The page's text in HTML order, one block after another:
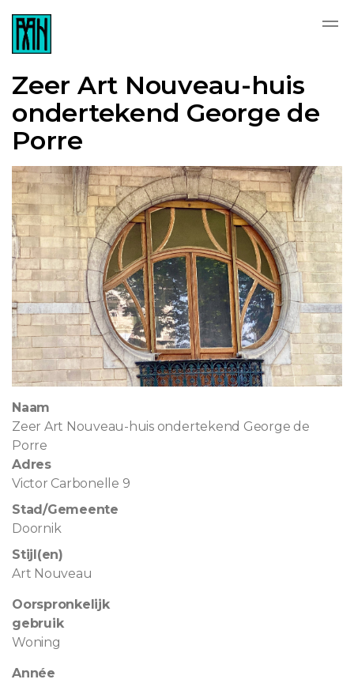
Zeer Art Nouveau-huis
ondertekend George de
Porre
Naam
Zeer Art Nouveau-huis ondertekend George de
Porre
Adres
Victor Carbonelle 9
Stad/Gemeente
Doornik
Stijl(en)
Art Nouveau
Oorspronkelijk
gebruik
Woning
Année